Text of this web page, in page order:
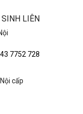
SINH LIÊN
7752 728
cấp